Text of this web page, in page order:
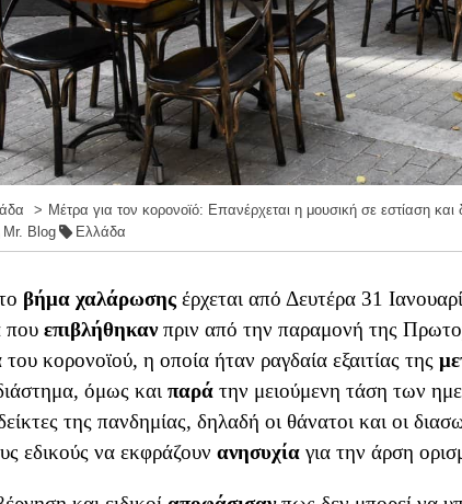
Μέτρα για τον κορονοϊό: Επανέρχεται η μουσική σε εστίαση
Mr. Blog Ελλάδα
βήμα χαλάρωσης έρχεται από Δευτέρα 31
που επιβλήθηκανπριν από την παραμονή της
κορονοϊού, η οποία ήταν ραγδαία εξαιτίας της
όμως και παρά την μειούμενη τάση των
της πανδημίας, δηλαδή οι θάνατοι και οι
εδικούς να εκφράζουν ανησυχία για την άρση